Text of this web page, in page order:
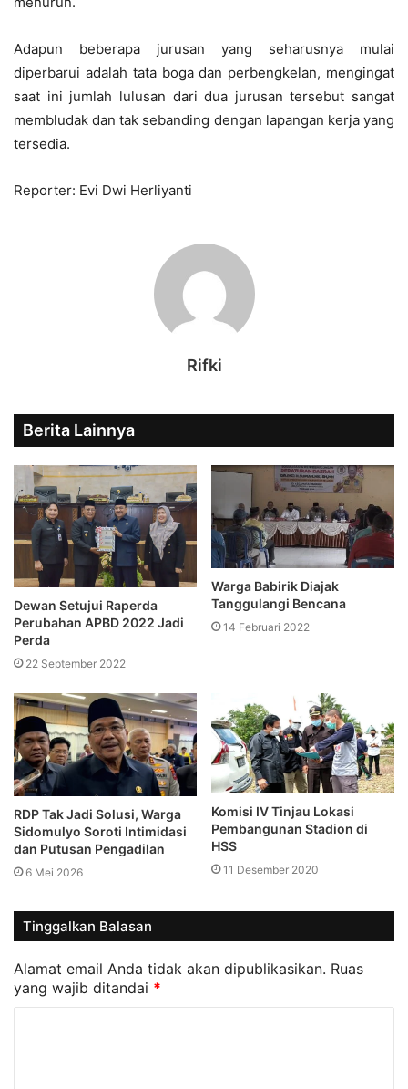
Adapun beberapa jurusan yang seharusnya mulai
diperbarui adalah tata boga dan perbengkelan, mengingat
saat ini jumlah lulusan dari dua jurusan tersebut sangat
membludak dan tak sebanding dengan lapangan kerja yang
tersedia.
Reporter: Evi Dwi Herliyanti
Rifki
Berita Lainnya
Dewan Setujui Raperda
Perubahan APBD 2022 Jadi
Perda
22 September 2022
Warga Babirik Diajak
Tanggulangi Bencana
14 Februari 2022
RDP Tak Jadi Solusi, Warga
Sidomulyo Soroti Intimidasi
dan Putusan Pengadilan
6 Mei 2026
Komisi IV Tinjau Lokasi
Pembangunan Stadion di
HSS
11 Desember 2020
Tinggalkan Balasan
Alamat email Anda tidak akan dipublikasikan. Ruas
yang wajib ditandai *